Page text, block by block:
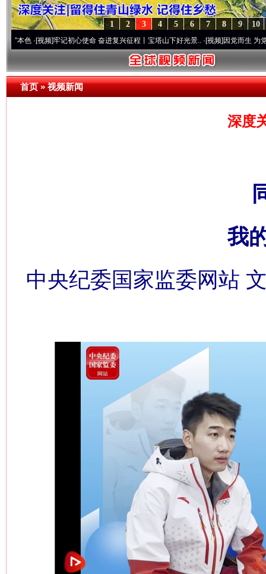
10
9
8
7
6
5
4
3
2
1
频]牢记初心使命 奋进复兴征程丨宝塔山下好光景..·[视频]因党而生 为党而战——百
首页»视频新闻
深度
我
中央纪委国家监委网站